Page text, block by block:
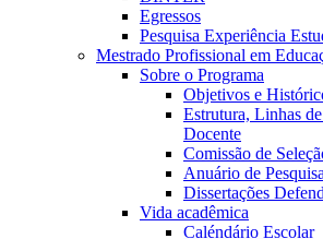
Egressos
Pesquisa Experiência
Mestrado Profissional em
Sobre o Programa
Objetivos e
Estrutura, Linhas
Docente
Comissão de
Anuário de Pesquisa
Dissertações
Vida acadêmica
Caléndário Escolar